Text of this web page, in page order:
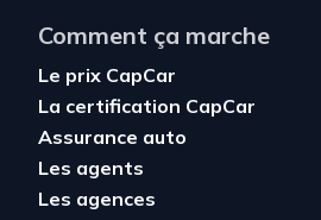
Comment ça marche
Le prix CapCar
La certification CapCar
Assurance auto
Les agents
Les agences